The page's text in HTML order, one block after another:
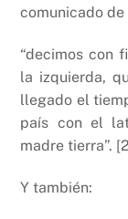
comunicado de
“decimos con
la izquierda,
llegado el
país con el
madre tierra”.
Y también: